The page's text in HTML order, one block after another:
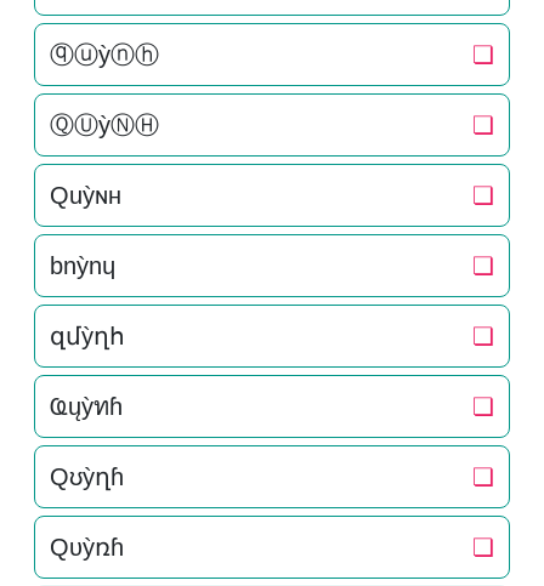
ⓠⓤỳⓝⓗ ❏
ⓆⓊỳⓃⒽ ❏
Quỳɴн ❏
bnỳnɥ ❏
զմỳղհ ❏
Ҩųỳทɦ ❏
Qʊỳղɦ ❏
Qυỳռɦ ❏